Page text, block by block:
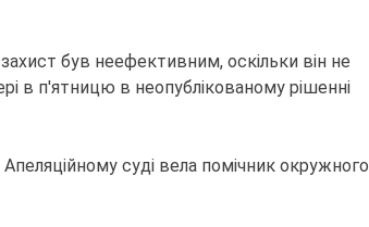
був неефективним, оскільки він не
в п'ятницю в неопублікованому рішенні
суді вела помічник окружного